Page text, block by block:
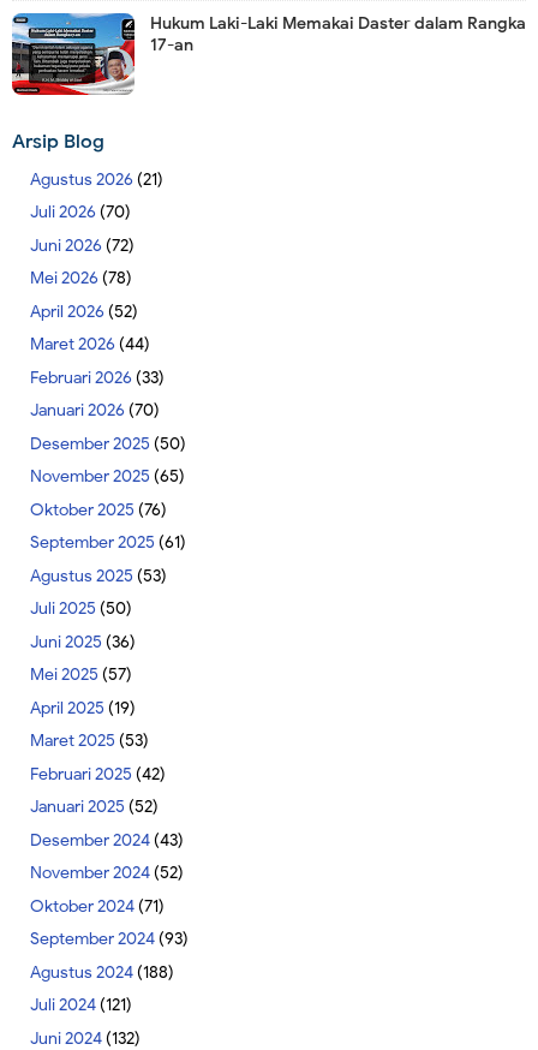
Hukum Laki-Laki Memakai Daster dalam Rangka
17-an
Arsip Blog
Agustus 2026 (21)
Juli 2026 (70)
Juni 2026 (72)
Mei 2026 (78)
April 2026 (52)
Maret 2026 (44)
Februari 2026 (33)
Januari 2026 (70)
Desember 2025 (50)
November 2025 (65)
Oktober 2025 (76)
September 2025 (61)
Agustus 2025 (53)
Juli 2025 (50)
Juni 2025 (36)
Mei 2025 (57)
April 2025 (19)
Maret 2025 (53)
Februari 2025 (42)
Januari 2025 (52)
Desember 2024(43)
November 2024(52)
Oktober 2024(71)
September 2024(93)
Agustus 2024(188)
Juli 2024(121)
Juni 2024(132)